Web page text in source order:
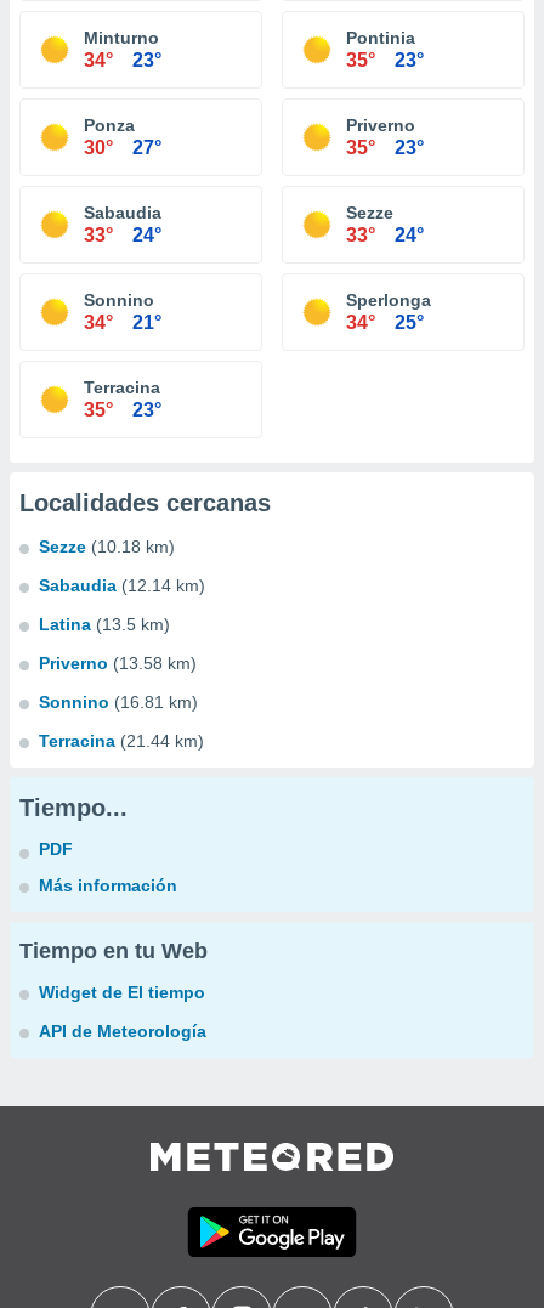
Minturno
34° 23°
Pontinia
35° 23°
Ponza
30° 27°
Priverno
35° 23°
Sabaudia
33° 24°
Sezze
33° 24°
Sonnino
34° 21°
Sperlonga
34° 25°
Terracina
35° 23°
Localidades cercanas
Sezze (10.18 km)
Sabaudia (12.14 km)
Latina (13.5 km)
Priverno (13.58 km)
Sonnino (16.81 km)
Terracina (21.44 km)
Tiempo...
PDF
Más información
Tiempo en tu Web
Widget de El tiempo
API de Meteorología